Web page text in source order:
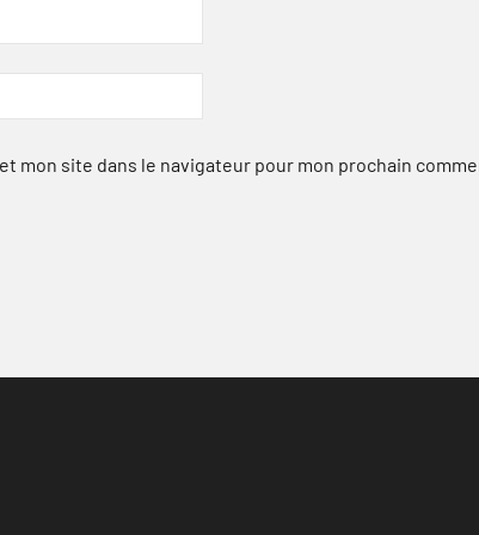
mon site dans le navigateur pour mon prochain